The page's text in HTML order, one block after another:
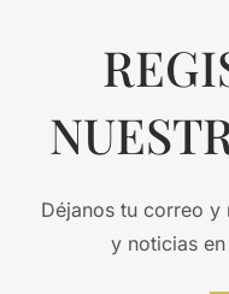
Déjanos tu correo y
y noticias